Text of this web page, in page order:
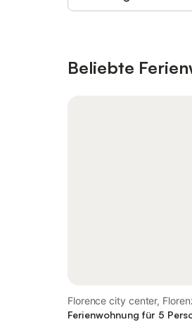
Beliebte
Florence city center,
Ferienwohnung für 5